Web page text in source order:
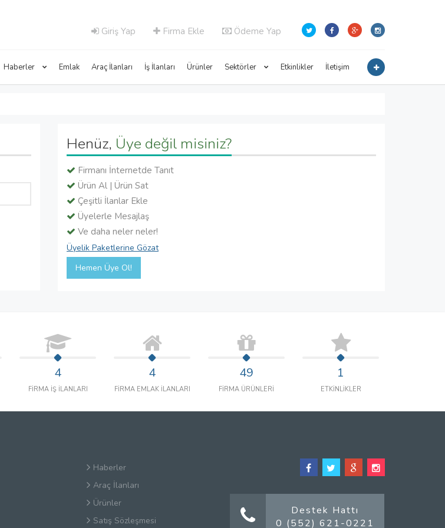
Giriş Yap Firma Ekle Ödeme Yap
Haberler Emlak Araç İlanları İş İlanları Ürünler Sektörler Etkinlikler İletişim
Henüz, Üye değil misiniz?
Firmanı İnternetde Tanıt
Ürün Al | Ürün Sat
Çeşitli İlanlar Ekle
Üyelerle Mesajlaş
Ve daha neler neler!
Üyelik Paketlerine Gözat
Hemen Üye Ol!
4
FİRMA İŞ İLANLARI
4
FİRMA EMLAK İLANLARI
49
FİRMA ÜRÜNLERİ
1
ETKİNLİKLER
Haberler
Araç İlanları
Ürünler
Satış Sözleşmesi
Destek Hattı
0 (552) 621-0221